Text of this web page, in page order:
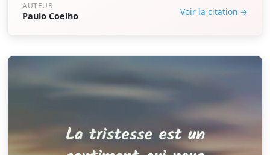
AUTEUR
Paulo Coelho Voir la citation →